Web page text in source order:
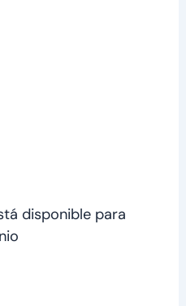
disponible para